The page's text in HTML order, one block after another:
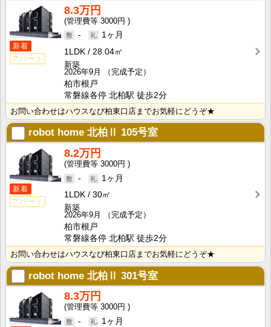
新着
アパート
8.3万円
3000円
-
1ヶ月
1LDK
28.04㎡
新築
2026年9月
（完成予定）
柏市根戸
常磐線各停 北柏駅 徒歩2分
お問い合わせはハウスなび柏東口店までお気軽にどうぞ★
robot home 北柏Ⅱ 105号室
新着
アパート
8.2万円
3000円
-
1ヶ月
1LDK
30㎡
新築
2026年9月
（完成予定）
柏市根戸
常磐線各停 北柏駅 徒歩2分
お問い合わせはハウスなび柏東口店までお気軽にどうぞ★
robot home 北柏Ⅱ 301号室
8.3万円
3000円
-
1ヶ月